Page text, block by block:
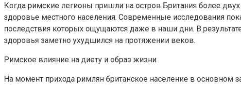
Когда римские легионы пришли на остров Британия более двух
здоровье местного населения. Современные исследования
последствия которых ощущаются даже в наши дни. В
здоровья заметно ухудшился на протяжении веков.
Римское влияние на диету и образ жизни
На момент прихода римлян британское население в основном